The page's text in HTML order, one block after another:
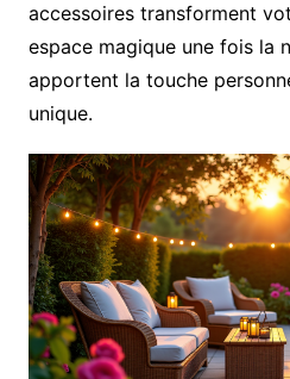
accessoires transforment
espace magique une fois la
apportent la touche
unique.